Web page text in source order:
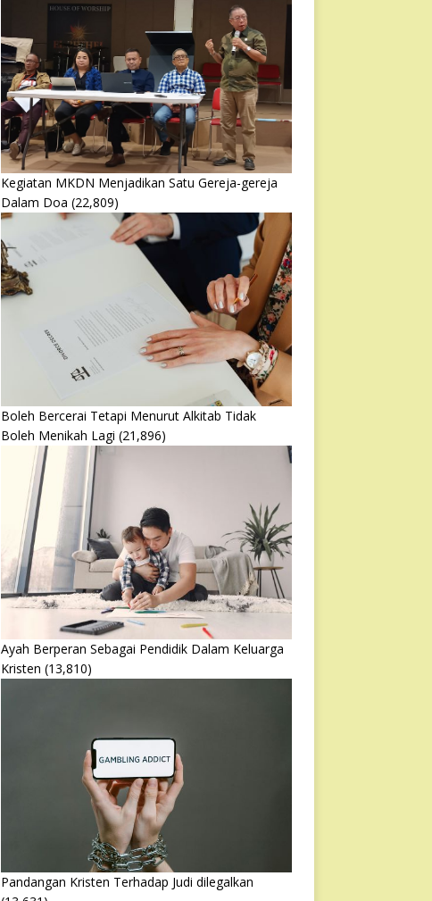
Kegiatan MKDN Menjadikan Satu Gereja-gereja
Dalam Doa (22,809)
Boleh Bercerai Tetapi Menurut Alkitab Tidak
Boleh Menikah Lagi (21,896)
Ayah Berperan Sebagai Pendidik Dalam Keluarga
Kristen (13,810)
Pandangan Kristen Terhadap Judi dilegalkan